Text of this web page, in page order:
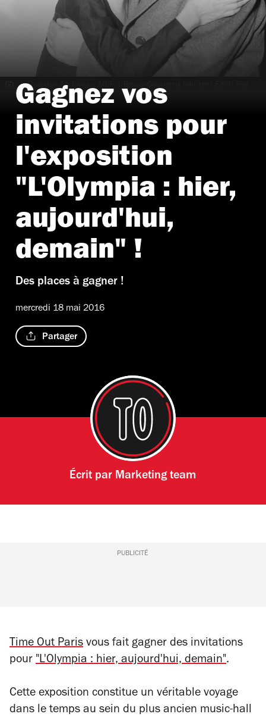
© Rue des Archives - AGIP | Bruno Coquatrix felicitant Edith Piaf
a l'Olympia le 21 novembre 1959
Gagnez vos
invitations pour
l'exposition
"L'Olympia : hier,
aujourd'hui,
demain" !
Des places à gagner !
mercredi 18 mai 2016
Partager
Écrit par Marketing team
PUBLICITÉ
Time Out Paris vous fait gagner des invitations
pour "L'Olympia : hier, aujourd'hui, demain".
Cette exposition constitue un véritable voyage
dans le temps au sein du plus ancien music-hall